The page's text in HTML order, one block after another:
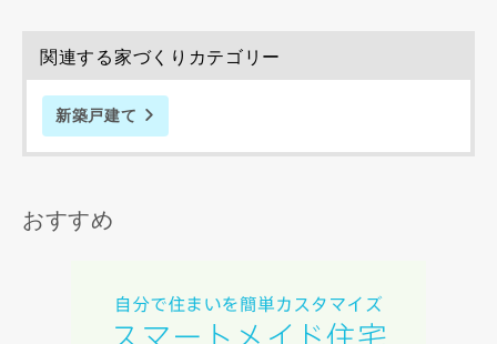
関連する家づくりカテゴリー
新築戸建て
おすすめ